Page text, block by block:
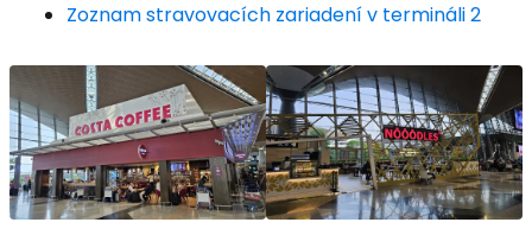
Zoznam stravovacích zariadení v termináli 2